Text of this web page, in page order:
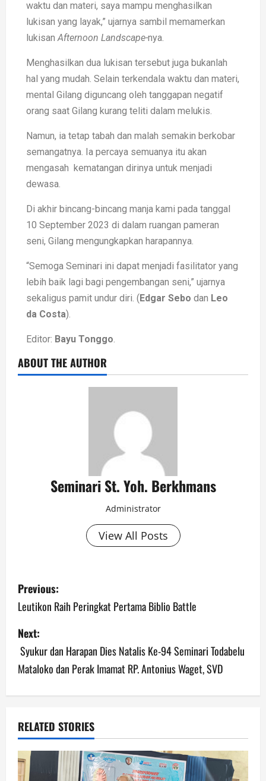
waktu dan materi, saya mampu menghasilkan
lukisan yang layak,” ujarnya sambil memamerkan
lukisanAfternoon Landscape-nya.
Menghasilkan dua lukisan tersebut juga bukanlah
hal yang mudah. Selain terkendala waktu dan materi,
mental Gilang diguncang oleh tanggapan negatif
orang saat Gilang kurang teliti dalam melukis.
Namun, ia tetap tabah dan malah semakin berkobar
semangatnya. Ia percaya semuanya itu akan
mengasah kematangan dirinya untuk menjadi
dewasa.
Di akhir bincang-bincang manja kami pada tanggal
10 September 2023 di dalam ruangan pameran
seni, Gilang mengungkapkan harapannya.
“Semoga Seminari ini dapat menjadi fasilitator yang
lebih baik lagi bagi pengembangan seni,” ujarnya
sekaligus pamit undur diri. (Edgar Sebo dan Leo
da Costa).
Editor: Bayu Tonggo.
ABOUT THE AUTHOR
Seminari St. Yoh. Berkhmans
Administrator
View All Posts
Previous:
Leutikon Raih Peringkat Pertama Biblio Battle
Next:
Syukur dan Harapan Dies Natalis Ke-94 Seminari Todabelu
Mataloko dan Perak Imamat RP. Antonius Waget, SVD
RELATED STORIES